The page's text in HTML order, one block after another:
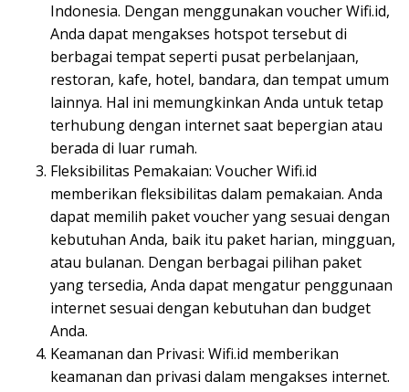
Indonesia. Dengan menggunakan voucher Wifi.id,
Anda dapat mengakses hotspot tersebut di
berbagai tempat seperti pusat perbelanjaan,
restoran, kafe, hotel, bandara, dan tempat umum
lainnya. Hal ini memungkinkan Anda untuk tetap
terhubung dengan internet saat bepergian atau
berada di luar rumah.
Fleksibilitas Pemakaian: Voucher Wifi.id
memberikan fleksibilitas dalam pemakaian. Anda
dapat memilih paket voucher yang sesuai dengan
kebutuhan Anda, baik itu paket harian, mingguan,
atau bulanan. Dengan berbagai pilihan paket
yang tersedia, Anda dapat mengatur penggunaan
internet sesuai dengan kebutuhan dan budget
Anda.
Keamanan dan Privasi: Wifi.id memberikan
keamanan dan privasi dalam mengakses internet.